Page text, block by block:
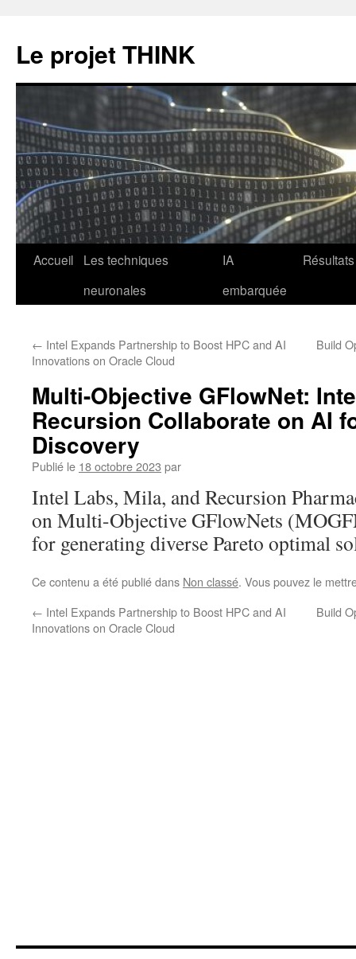
Le projet THINK
Aller
Accueil
Les techniques
neuronales
IA
embarquée
Résultats
← Intel Expands Partnership to Boost HPC and AI
Innovations on Oracle Cloud
Build
Multi-Objective GFlowNet:
Recursion Collaborate on AI
Discovery
Publié le 18 octobre 2023 par
Intel Labs, Mila, and Recursion
on Multi-Objective GFlowNets
for generating diverse Pareto optimal
Ce contenu a été publié dans Non classé. Vous pouvez le
← Intel Expands Partnership to Boost HPC and AI
Innovations on Oracle Cloud
Build